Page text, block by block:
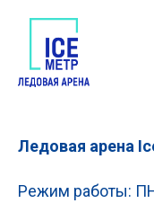
Ледовая арена
Режим работы: